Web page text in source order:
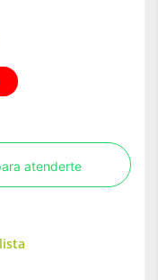
atenderte